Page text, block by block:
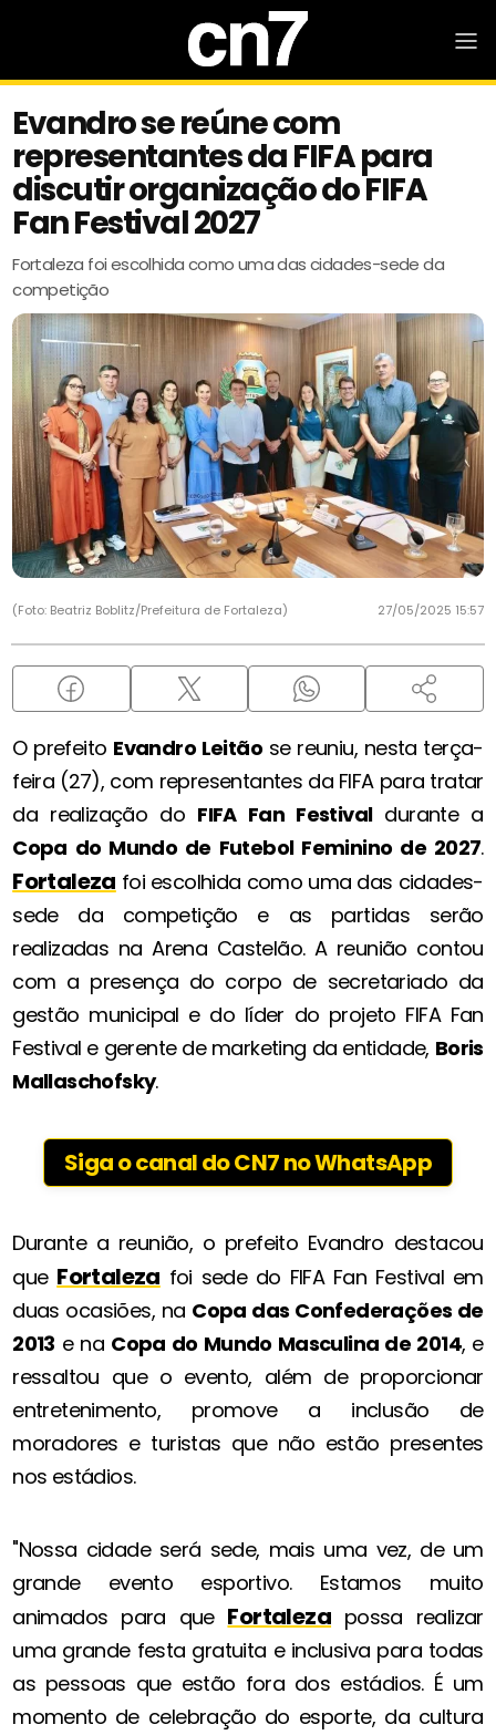
Evandro se reúne com
representantes da FIFA para
discutir organização do FIFA
Fan Festival 2027
Fortaleza foi escolhida como uma das cidades-sede da
competição
(Foto: Beatriz Boblitz/Prefeitura de Fortaleza) 27/05/2025 15:57
O prefeito Evandro Leitão se reuniu, nesta terça-
feira (27), com representantes da FIFA para tratar
da realização do FIFA Fan Festivaldurante a
Copa do Mundo de Futebol Feminino de 2027.
Fortaleza foi escolhida como uma das cidades-
sede da competição e as partidas serão
realizadas na Arena Castelão. A reunião contou
com a presença do corpo de secretariado da
gestão municipal e do líder do projeto FIFA Fan
Festival e gerente de marketing da entidade, Boris
Mallaschofsky.
Siga o canal do CN7 no WhatsApp
Durante a reunião, o prefeito Evandro destacou
que Fortaleza foi sede do FIFA Fan Festival em
duas ocasiões, na Copa das Confederações de
2013 e na Copa do Mundo Masculina de 2014, e
ressaltou que o evento, além de proporcionar
entretenimento, promove a inclusão de
moradores e turistas que não estão presentes
nos estádios.
"Nossa cidade será sede, mais uma vez, de um
grande evento esportivo. Estamos muito
animados para que Fortaleza possa realizar
uma grande festa gratuita e inclusiva para todas
as pessoas que estão fora dos estádios. É um
momento de celebração do esporte, da cultura